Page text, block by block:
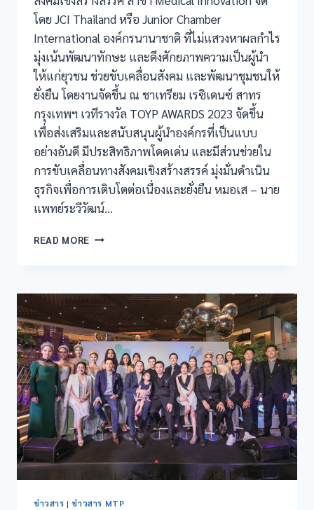
โดย JCI Thailand หรือ Junior Chamber
International องค์กรนานาชาติ ที่ไม่แสวงหาผลกำไร
มุ่งเน้นพัฒนาทักษะ และดึงศักยภาพความเป็นผู้นำ
ให้แก่ยุวชน ช่วยขับเคลื่อนสังคม และพัฒนาชุมชนให้
ยั่งยืน โดยงานจัดขึ้น ณ ชาเทรียม เรซิเดนซ์ สาทร
กรุงเทพฯ เวทีรางวัล TOYP AWARDS 2023 จัดขึ้น
เพื่อส่งเสริมและสนับสนุนผู้นำองค์กรที่เป็นแบบ
อย่างอันดี มีประสิทธิภาพโดดเด่น และมีส่วนช่วยใน
การขับเคลื่อนทางสังคมเชิงสร้างสรรค์ มุ่งมั่นดำเนิน
ธุรกิจเพื่อการเติบโตต่อเนื่องและยั่งยืน หมอเส – นาย
แพทย์ระวีวัฒน์…
READ MORE
ข่าวสาร |ข่าวสาร MTP